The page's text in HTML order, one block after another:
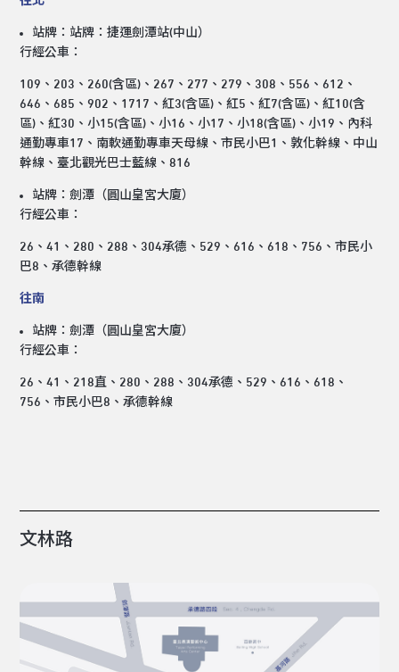
站牌：站牌：捷運劍潭站(中山）
行經公車：
109、203、260(含區)、267、277、279、308、556、612、
646、685、902、1717、紅3(含區)、紅5、紅7(含區)、紅10(含
區)、紅30、小15(含區)、小16、小17、小18(含區)、小19、內科
通勤專車17、南軟通勤專車天母線、市民小巴1、敦化幹線、中山
幹線、臺北觀光巴士藍線、816
站牌：劍潭（圓山皇宮大廈）
行經公車：
26、41、280、288、304承德、529、616、618、756、市民小
巴8、承德幹線
往南
站牌：劍潭（圓山皇宮大廈）
行經公車：
26、41、218直、280、288、304承德、529、616、618、
756、市民小巴8、承德幹線
文林路